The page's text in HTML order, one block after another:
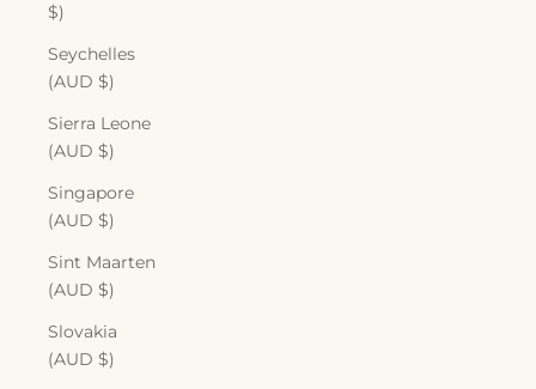
$)
Seychelles
(AUD $)
Sierra Leone
(AUD $)
Singapore
(AUD $)
Sint Maarten
(AUD $)
Slovakia
(AUD $)